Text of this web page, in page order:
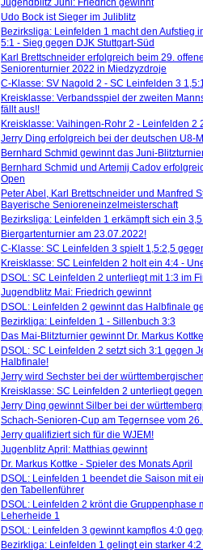
Jugendblitz Juni: Friedrich gewinnt
Udo Bock ist Sieger im Juliblitz
Bezirksliga: Leinfelden 1 macht den Aufstieg
5:1 - Sieg gegen DJK Stuttgart-Süd
Karl Brettschneider erfolgreich beim 29.
Seniorenturnier 2022 in Miedzyzdroje
C-Klasse: SV Nagold 2 - SC Leinfelden 3
Kreisklasse: Verbandsspiel der zweiten
fällt aus!!
Kreisklasse: Vaihingen-Rohr 2 - Leinfelden 2
Jerry Ding erfolgreich bei der deutschen U8-
Bernhard Schmid gewinnt das Juni-
Bernhard Schmid und Artemij Cadov
Open
Peter Abel, Karl Brettschneider und Manfred
Bayerische Senioreneinzelmeisterschaft
Bezirksliga: Leinfelden 1 erkämpft sich ein
Biergartenturnier am 23.07.2022!
C-Klasse: SC Leinfelden 3 spielt 1,5:2,5
Kreisklasse: SC Leinfelden 2 holt ein 4:4 -
DSOL: SC Leinfelden 2 unterliegt mit 1:3 im
Jugendblitz Mai: Friedrich gewinnt
DSOL: Leinfelden 2 gewinnt das Halbfinale
Bezirkliga: Leinfelden 1 - Sillenbuch 3:3
Das Mai-Blitzturnier gewinnt Dr. Markus
DSOL: SC Leinfelden 2 setzt sich 3:1 gegen
Halbfinale!
Jerry wird Sechster bei der
Kreisklasse: SC Leinfelden 2 unterliegt
Jerry Ding gewinnt Silber bei der
Schach-Senioren-Cup am Tegernsee vom
Jerry qualifiziert sich für die WJEM!
Jugenblitz April: Matthias gewinnt
Dr. Markus Kottke - Spieler des Monats April
DSOL: Leinfelden 1 beendet die Saison mit
den Tabellenführer
DSOL: Leinfelden 2 krönt die Gruppenphase
Leherheide 1
DSOL: Leinfelden 3 gewinnt kampflos 4:0
Bezirkliga: Leinfelden 1 gelingt ein starker